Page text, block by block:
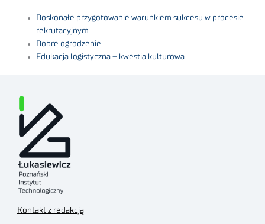
Doskonałe przygotowanie warunkiem sukcesu w procesie
rekrutacyjnym
Dobre ogrodzenie
Edukacja logistyczna – kwestia kulturowa
Kontakt z redakcją